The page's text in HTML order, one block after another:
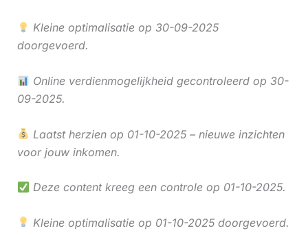
Kleine optimalisatie op 30-09-2025
doorgevoerd.
Online verdienmogelijkheid gecontroleerd op 30-
09-2025.
Laatst herzien op 01-10-2025 – nieuwe inzichten
voor jouw inkomen.
Deze content kreeg een controle op 01-10-2025.
Kleine optimalisatie op 01-10-2025 doorgevoerd.